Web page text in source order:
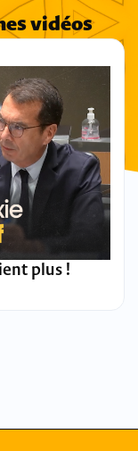
vidéos
plus !